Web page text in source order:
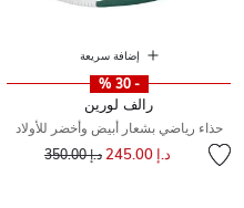
إضافة سريعة
- 30 %
رالف لورين
حذاء رياضي بشعار أبيض وأخضر للأولاد
د.إ 245.00 سعر مخفض من
د.إ 350.00 إلى